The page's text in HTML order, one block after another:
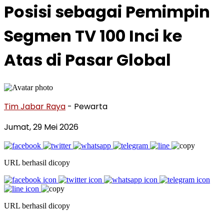
Posisi sebagai Pemimpin
Segmen TV 100 Inci ke
Atas di Pasar Global
Tim Jabar Raya - Pewarta
Jumat, 29 Mei 2026
URL berhasil dicopy
URL berhasil dicopy